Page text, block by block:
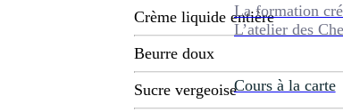
La formation
L’atelier des
Cours à la carte
Crème liquide entière
Beurre doux
Sucre vergeoise